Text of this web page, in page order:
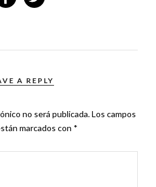
A REPLY
no será publicada.Los campos
marcados con *